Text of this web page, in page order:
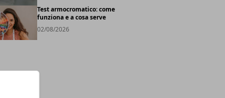
Test armocromatico: come
funziona e a cosa serve
02/08/2026